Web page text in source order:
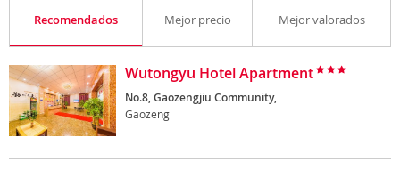
Recomendados Mejor precio Mejor valorados
Wutongyu Hotel Apartment
No.8, Gaozengjiu Community,
Gaozeng